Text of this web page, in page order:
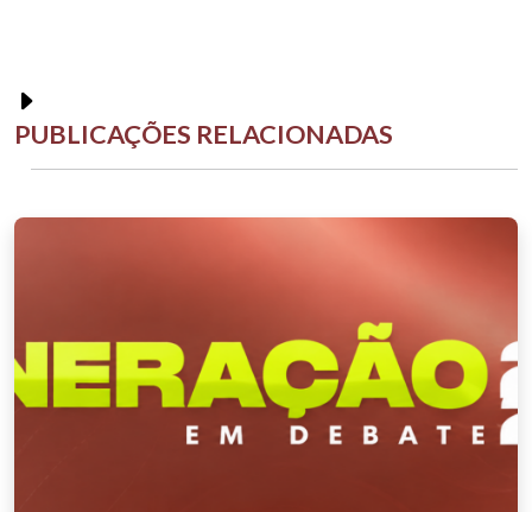
PUBLICAÇÕES RELACIONADAS